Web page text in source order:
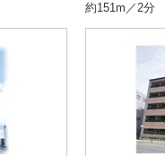
約151m／2分